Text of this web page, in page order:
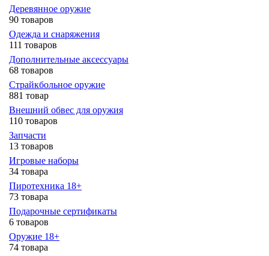
Деревянное оружие
90 товаров
Одежда и снаряжения
111 товаров
Дополнительные аксессуары
68 товаров
Страйкбольное оружие
881 товар
Внешний обвес для оружия
110 товаров
Запчасти
13 товаров
Игровые наборы
34 товара
Пиротехника 18+
73 товара
Подарочные сертификаты
6 товаров
Оружие 18+
74 товара